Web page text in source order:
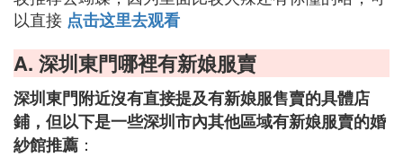
以直接 点击这里去观看
A. 深圳東門哪裡有新娘服賣
深圳東門附近沒有直接提及有新娘服售賣的具體店
鋪，但以下是一些深圳市內其他區域有新娘服賣的婚
紗館推薦 ：